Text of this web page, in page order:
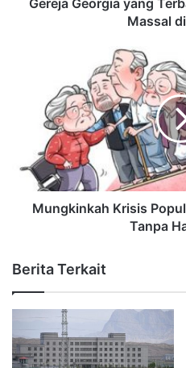
Massal
Mungkinkah Krisis
Tanpa
Berita Terkait